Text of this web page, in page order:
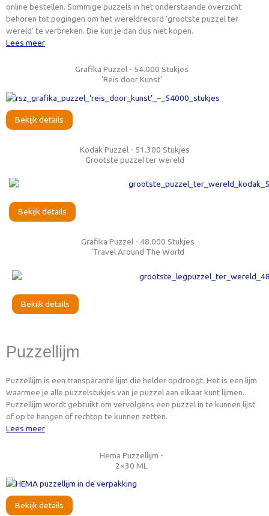
online bestellen. Sommige puzzels in het onderstaande overzicht
behoren tot pogingen om het wereldrecord ‘grootste puzzel ter
wereld’ te verbreken. Die kun je dan dus niet kopen.
Lees meer
Grafika Puzzel - 54.000 Stukjes
‘Reis door Kunst’
Bekijk details
Kodak Puzzel - 51.300 Stukjes
Grootste puzzel ter wereld
Bekijk details
Grafika Puzzel - 48.000 Stukjes
‘Travel Around The World
Bekijk details
Puzzellijm
Puzzellijm is een transparante lijm die helder opdroogt. Het is een lijm
waarmee je alle puzzelstukjes van je puzzel aan elkaar kunt lijmen.
Puzzellijm wordt gebruikt om vervolgens een puzzel in te kunnen lijst
of op te hangen of rechtop te kunnen zetten.
Lees meer
Hema Puzzellijm -
2×30 ML
Bekijk details